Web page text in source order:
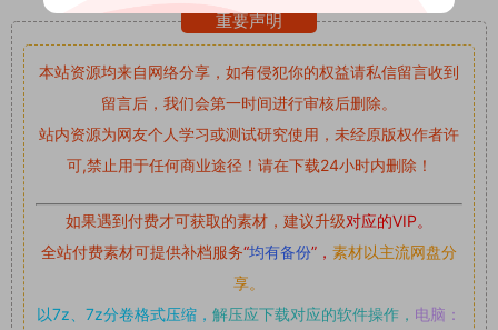
重要声明
本站资源均来自网络分享，如有侵犯你的权益请私信留言收到
留言后，我们会第一时间进行审核后删除。
站内资源为网友个人学习或测试研究使用，未经原版权作者许
可,禁止用于任何商业途径！请在下载24小时内删除！
如果遇到付费才可获取的素材，建议升级对应的VIP。
全站付费素材可提供补档服务“均有备份”， 素材以主流网盘分
享。
以7z、7z分卷格式压缩， 解压应下载对应的软件操作， 电脑：